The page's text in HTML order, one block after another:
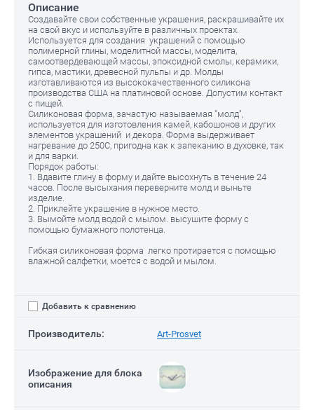
Описание
Создавайте свои собственные украшения, раскрашивайте их
на свой вкус и используйте в различных проектах.
Используется для создания украшений с помощью
полимерной глины, моделитной массы, моделита,
самоотвердевающей массы, эпоксидной смолы, керамики,
гипса, мастики, древесной пульпы и др. Молды
изготавливаются из высококачественного силикона
производства США на платиновой основе. Допустим контакт
с пищей.
Силиконовая форма, зачастую называемая "молд",
используется для изготовления камей, кабошонов и других
элементов украшений и декора. Форма выдерживает
нагревание до 250С, пригодна как к запеканию в духовке, так
и для варки.
Порядок работы:
1. Вдавите глину в форму и дайте высохнуть в течение 24
часов. После высыхания переверните молд и выньте
изделие.
2. Приклейте украшение в нужное место.
3. Вымойте молд водой с мылом. высушите форму с
помощью бумажного полотенца.
Гибкая силиконовая форма легко протирается с помощью
влажной салфетки, моется с водой и мылом.
Добавить к сравнению
Производитель: Art-Prosvet
Изображение для блока
описания